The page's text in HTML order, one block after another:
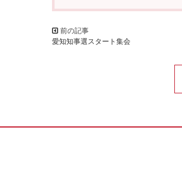
愛知知事選スタート集会